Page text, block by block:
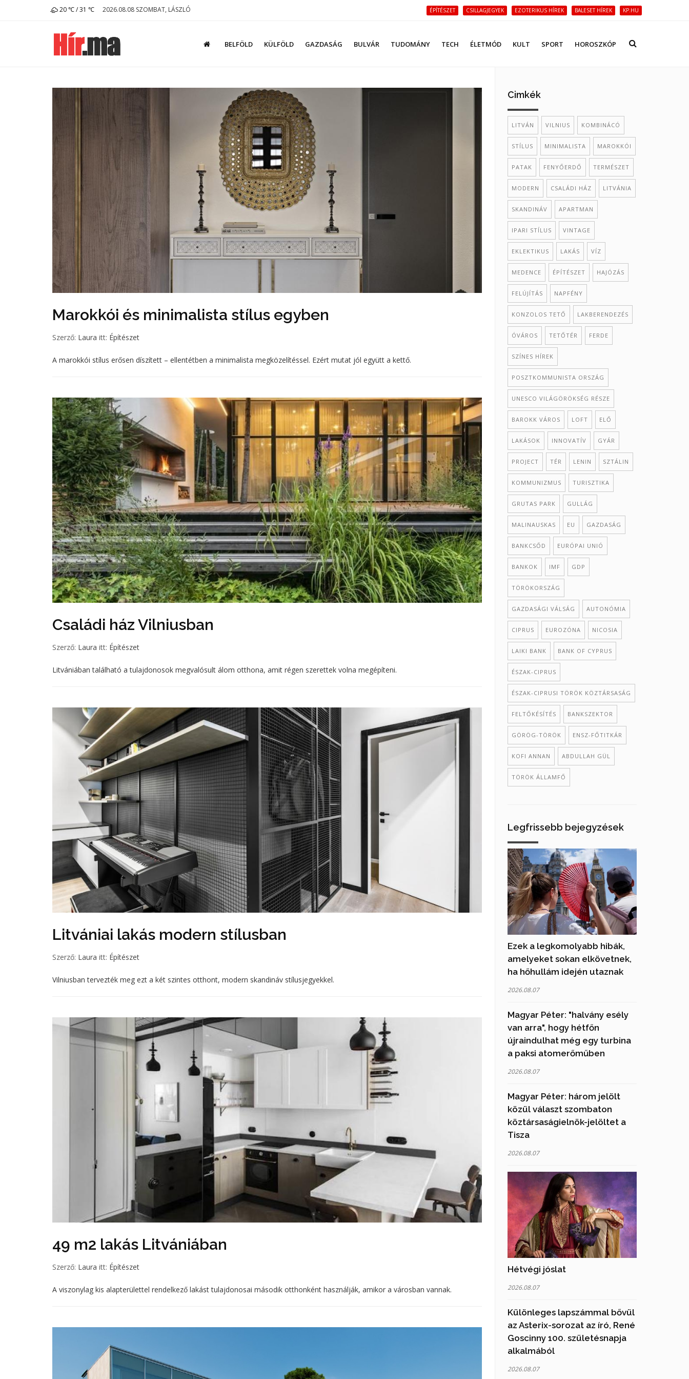
20 ℃ / 31 ℃ 2026.08.08 SZOMBAT, LÁSZLÓ ÉPÍTÉSZET CSILLAGJEGYEK EZOTERIKUS HÍREK BALESET HÍREK KP.HU
BELFÖLD KÜLFÖLD GAZDASÁG BULVÁR TUDOMÁNY TECH ÉLETMÓD KULT SPORT HOROSZKÓP
Marokkói és minimalista stílus egyben
Szerző: Laura itt: Építészet
A marokkói stílus erősen díszített – ellentétben a minimalista megközelítéssel. Ezért mutat jól együtt a kettő.
Családi ház Vilniusban
Szerző: Laura itt: Építészet
Litvániában található a tulajdonosok megvalósult álom otthona, amit régen szerettek volna megépíteni.
Litvániai lakás modern stílusban
Szerző: Laura itt: Építészet
Vilniusban tervezték meg ezt a két szintes otthont, modern skandináv stílusjegyekkel.
49 m2 lakás Litvániában
Szerző: Laura itt: Építészet
A viszonylag kis alapterülettel rendelkező lakást tulajdonosai második otthonként használják, amikor a városban vannak.
Cimkék
LITVÁN VILNIUS KOMBINÁCÓ
STÍLUS MINIMALISTA MAROKKÓI
PATAK FENYŐERDŐ TERMÉSZET
MODERN CSALÁDI HÁZ LITVÁNIA
SKANDINÁV APARTMAN
IPARI STÍLUS VINTAGE
EKLEKTIKUS LAKÁS VÍZ
MEDENCE ÉPÍTÉSZET HAJÓZÁS
FELÚJÍTÁS NAPFÉNY
KONZOLOS TETŐ LAKBERENDEZÉS
ÓVÁROS TETŐTÉR FERDE
SZÍNES HÍREK
POSZTKOMMUNISTA ORSZÁG
UNESCO VILÁGÖRÖKSÉG RÉSZE
BAROKK VÁROS LOFT ELŐ
LAKÁSOK INNOVATÍV GYÁR
PROJECT TÉR LENIN SZTÁLIN
KOMMUNIZMUS TURISZTIKA
GRUTAS PARK GULLÁG
MALINAUSKAS EU GAZDASÁG
BANKCSŐD EURÓPAI UNIÓ
BANKOK IMF GDP
TÖRÖKORSZÁG
GAZDASÁGI VÁLSÁG AUTONÓMIA
CIPRUS EUROZÓNA NICOSIA
LAIKI BANK BANK OF CYPRUS
ÉSZAK-CIPRUS
ÉSZAK-CIPRUSI TÖRÖK KÖZTÁRSASÁG
FELTŐKÉSÍTÉS BANKSZEKTOR
GÖRÖG-TÖRÖK ENSZ-FŐTITKÁR
KOFI ANNAN ABDULLAH GÜL
TÖRÖK ÁLLAMFŐ
Legfrissebb bejegyzések
Ezek a legkomolyabb hibák,
amelyeket sokan elkövetnek,
ha hőhullám idején utaznak
2026.08.07
Magyar Péter: "halvány esély
van arra", hogy hétfőn
újraindulhat még egy turbina
a paksi atomerőműben
2026.08.07
Magyar Péter: három jelölt
közül választ szombaton
köztársaságielnök-jelöltet a
Tisza
2026.08.07
Hétvégi jóslat
2026.08.07
Különleges lapszámmal bővül
az Asterix-sorozat az író, René
Goscinny 100. születésnapja
alkalmából
2026.08.07